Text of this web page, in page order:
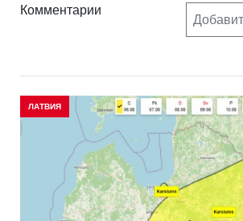
Комментарии
ЛАТВИЯ